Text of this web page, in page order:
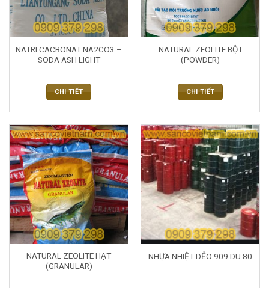
NATRI CACBONAT NA2CO3 –
SODA ASH LIGHT
CHI TIẾT
NATURAL ZEOLITE BỘT
(POWDER)
CHI TIẾT
NATURAL ZEOLITE HẠT
(GRANULAR)
NHỰA NHIỆT DẺO 909 DU 80